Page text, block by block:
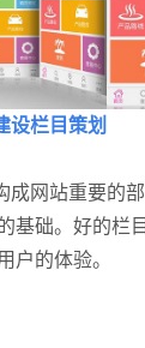
栏目策划
网站重要的部
基础。好的栏
户的体验。